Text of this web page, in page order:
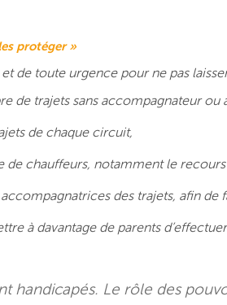
protéger »
de toute urgence pour ne pas
de trajets sans accompagnateur ou
de chaque circuit,
chauffeurs, notamment le recours
des trajets, afin
à davantage de parents
handicapés. Le rôle des